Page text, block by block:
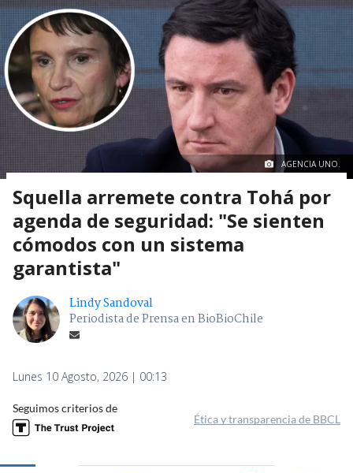
AGENCIA UNO.
Squella arremete contra Tohá por
agenda de seguridad: "Se sienten
cómodos con un sistema
garantista"
Lindy Sandoval
Periodista de Prensa en BioBioChile
Lunes 10 Agosto, 2026 | 00:13
Seguimos criterios de
Ética y transparencia de BBCL